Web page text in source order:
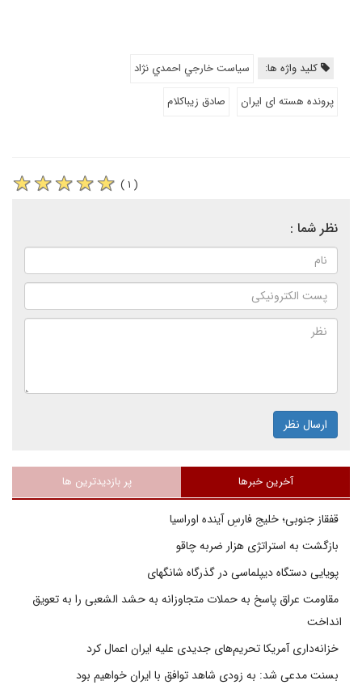
کلید واژه ها:
سياست خارجي احمدي نژاد
پرونده هسته ای ایران
صادق زيباكلام
( ۱ )
نظر شما :
ارسال نظر
آخرین خبرها پر بازدیدترین ها
قفقاز جنوبی؛ خلیج فارسِ آینده اوراسیا
بازگشت به استراتژی هزار ضربه چاقو
پویایی دستگاه دیپلماسی در گذرگاه شانگهای
مقاومت عراق پاسخ به حملات متجاوزانه به حشد الشعبی را به تعویق
انداخت
خزانه‌داری آمریکا تحریم‌های جدیدی علیه ایران اعمال کرد
بسنت مدعی شد: به زودی شاهد توافق با ایران خواهیم بود